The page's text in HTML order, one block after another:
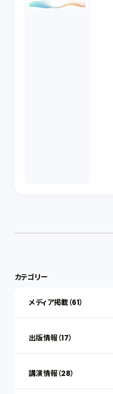
カテゴリー
メディア掲載（61）
出版情報（17）
講演情報（28）